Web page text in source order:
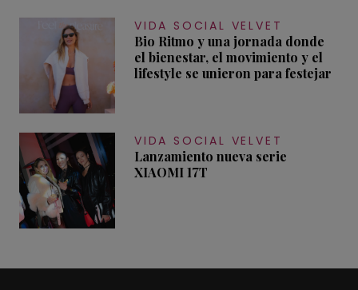
VIDA SOCIAL VELVET
Bio Ritmo y una jornada donde
el bienestar, el movimiento y el
lifestyle se unieron para festejar
VIDA SOCIAL VELVET
Lanzamiento nueva serie
XIAOMI 17T